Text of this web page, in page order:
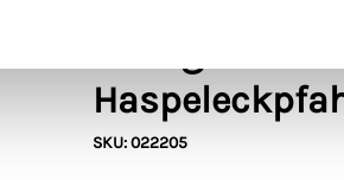
SKU: 022205